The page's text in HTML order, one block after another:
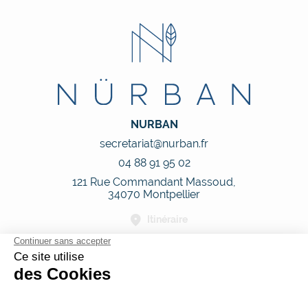
NURBAN
secretariat@nurban.fr
04 88 91 95 02
121 Rue Commandant Massoud,
34070 Montpellier
Itinéraire